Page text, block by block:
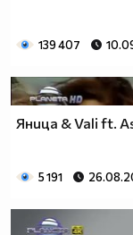
139 407
Яница & Vali ft.
5 191